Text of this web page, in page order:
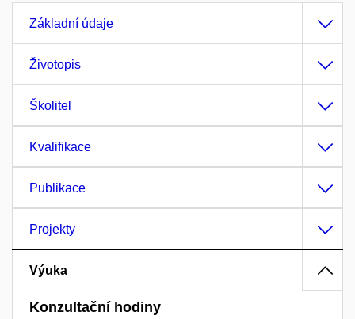
Základní údaje
Životopis
Školitel
Kvalifikace
Publikace
Projekty
Výuka
Konzultační hodiny